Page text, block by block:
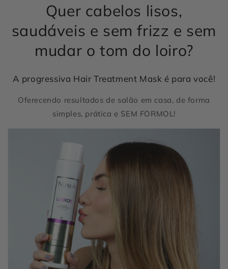
SEM
FORMOL
500ml
SEM
FORMOL
500ml
Quer cabelos lisos,
saudáveis e sem frizz e sem
mudar o tom do loiro?
A progressiva Hair Treatment Mask é para você!
Oferecendo resultados de salão em casa, de forma
simples, prática e SEM FORMOL!